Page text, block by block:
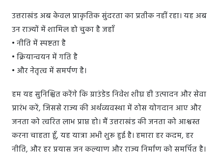
उत्तराखंड अब केवल प्राकृतिक सुंदरता का प्रतीक नहीं रहा। यह अब
उन राज्यों में शामिल हो चुका है जहाँ
• नीति में स्पष्टता है
• क्रियान्वयन में गति है
• और नेतृत्व में समर्पण है।
हम यह सुनिश्चित करेंगे कि ग्राउंडेड निवेश शीघ्र ही उत्पादन और सेवा
प्रारंभ करें, जिससे राज्य की अर्थव्यवस्था में ठोस योगदान आए और
जनता को त्वरित लाभ प्राप्त हो। मैं उत्तराखंड की जनता को आश्वस्त
करना चाहता हूँ, यह यात्रा अभी शुरू हुई है। हमारा हर कदम, हर
नीति, और हर प्रयास जन कल्याण और राज्य निर्माण को समर्पित है।